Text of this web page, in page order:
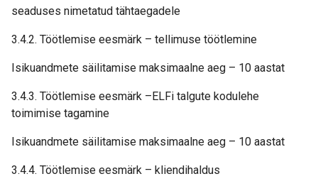
seaduses nimetatud tähtaegadele
3.4.2. Töötlemise eesmärk – tellimuse töötlemine
Isikuandmete säilitamise maksimaalne aeg – 10 aastat
3.4.3. Töötlemise eesmärk –ELFi talgute kodulehe
toimimise tagamine
Isikuandmete säilitamise maksimaalne aeg – 10 aastat
3.4.4. Töötlemise eesmärk – kliendihaldus